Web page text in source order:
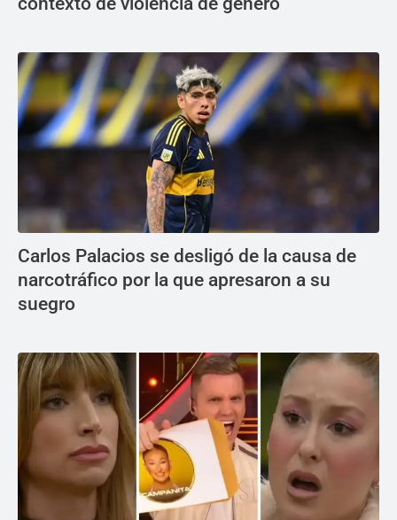
Carlos Palacios se desligó de la causa de
narcotráfico por la que apresaron a su
suegro